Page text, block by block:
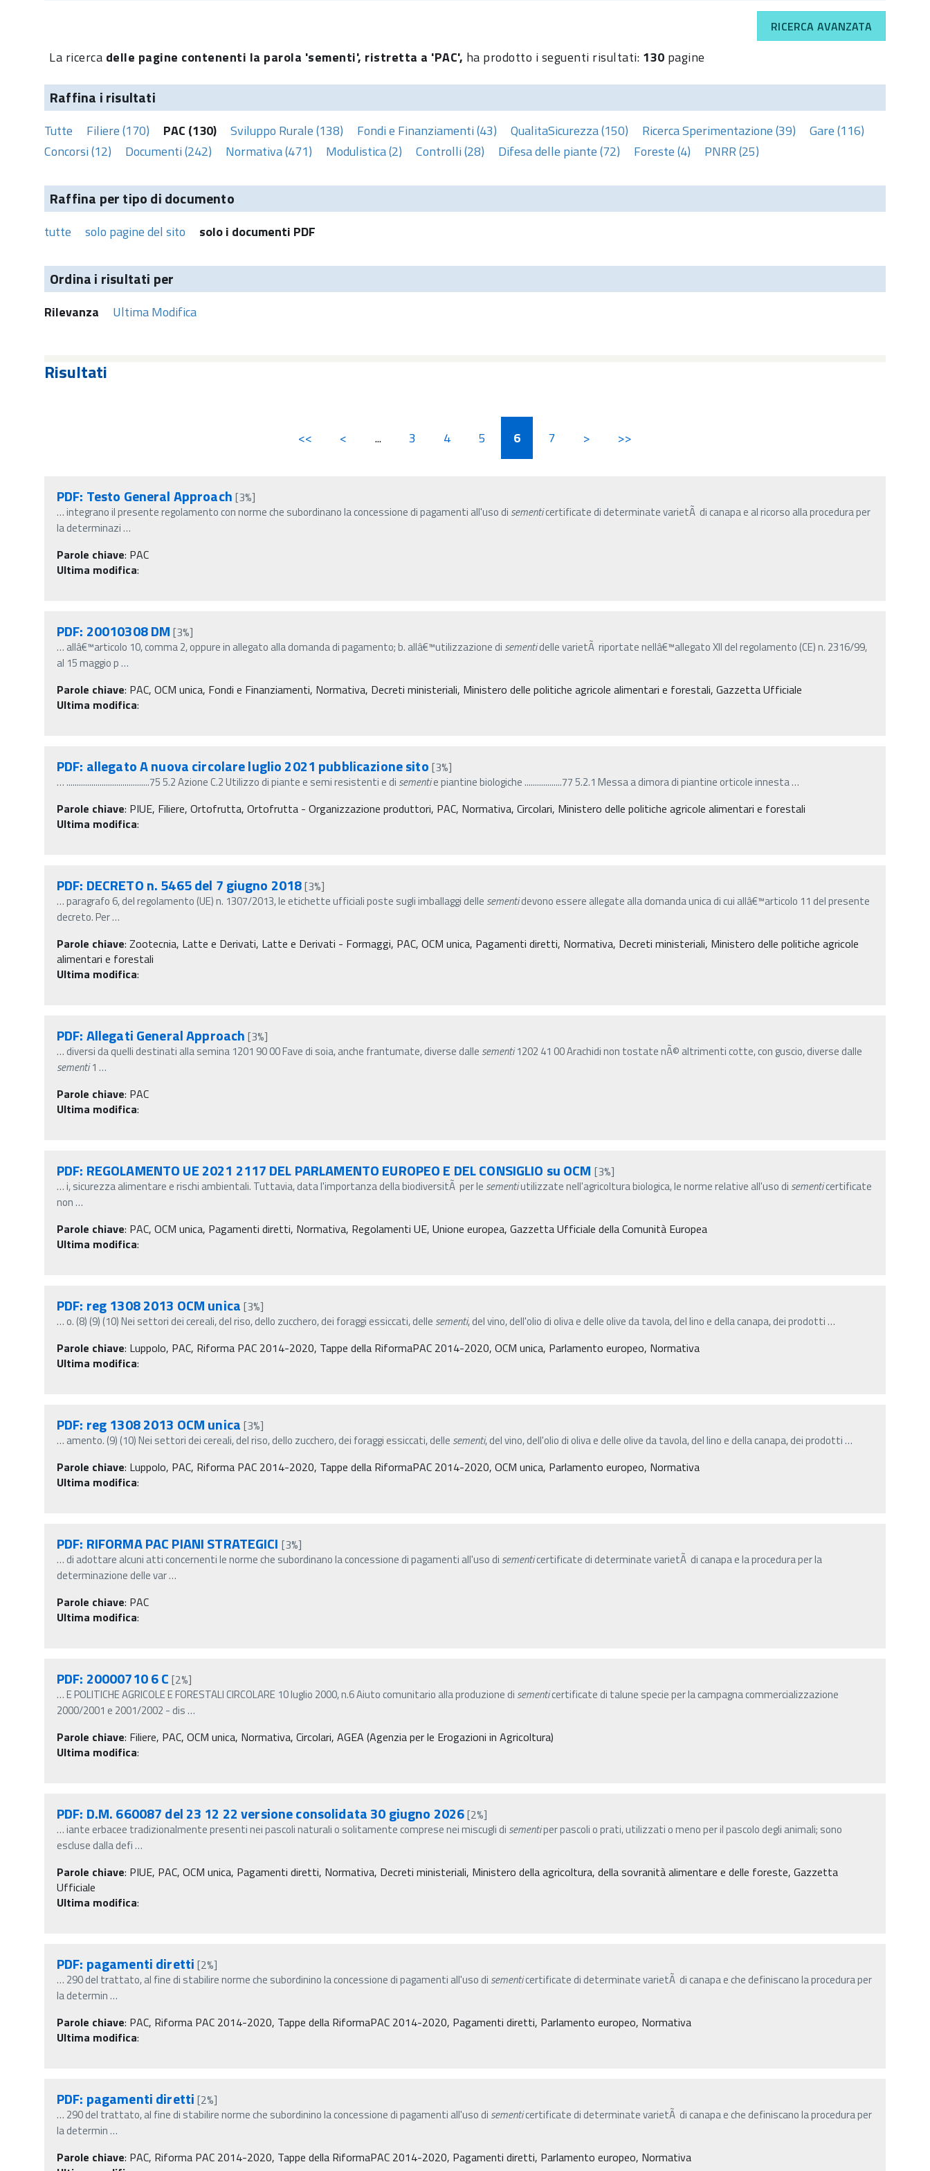
RICERCA AVANZATA
La ricerca delle pagine contenenti la parola 'sementi', ristretta a 'PAC', ha prodotto i seguenti risultati: 130 pagine
Raffina i risultati
Tutte Filiere (170) PAC (130) Sviluppo Rurale (138) Fondi e Finanziamenti (43) QualitaSicurezza (150) Ricerca Sperimentazione (39)
Gare (116)
Concorsi (12)
Documenti (242) Normativa (471) Modulistica (2) Controlli (28) Difesa delle piante (72) Foreste (4) PNRR (25)
Raffina per tipo di documento
tutte solo pagine del sito solo i documenti PDF
Ordina i risultati per
Rilevanza Ultima Modifica
Risultati
<< < ... 3 4 5 6 7 > >>
PDF: Testo General Approach [3%]
…integrano il presente regolamento con norme che subordinano la concessione di pagamenti all'uso di sementicertificate di determinate varietÃ di canapa e al ricorso alla procedura per
la determinazi…
Parole chiave: PAC
Ultima modifica:
PDF: 20010308 DM [3%]
… allâ€™articolo 10, comma 2, oppure in allegato alla domanda di pagamento; b. allâ€™utilizzazione di sementidelle varietÃ riportate nellâ€™allegato XII del regolamento (CE) n. 2316/99,
al 15 maggio p…
Parole chiave: PAC, OCM unica, Fondi e Finanziamenti, Normativa, Decreti ministeriali, Ministero delle politiche agricole alimentari e forestali, Gazzetta Ufficiale
Ultima modifica:
PDF: allegato A nuova circolare luglio 2021 pubblicazione sito [3%]
…........................................75 5.2 Azione C.2 Utilizzo di piante e semi resistenti e di sementie piantine biologiche ..................77 5.2.1 Messa a dimora di piantine orticole innesta…
Parole chiave: PIUE, Filiere, Ortofrutta, Ortofrutta - Organizzazione produttori, PAC, Normativa, Circolari, Ministero delle politiche agricole alimentari e forestali
Ultima modifica:
PDF: DECRETO n. 5465 del 7 giugno 2018[3%]
…paragrafo 6, del regolamento (UE) n. 1307/2013, le etichette ufficiali poste sugli imballaggi delle sementidevono essere allegate alla domanda unica di cui allâ€™articolo 11 del presente
decreto. Per…
Parole chiave: Zootecnia, Latte e Derivati, Latte e Derivati - Formaggi, PAC, OCM unica, Pagamenti diretti, Normativa, Decreti ministeriali, Ministero delle politiche agricole
alimentari e forestali
Ultima modifica:
PDF: Allegati General Approach [3%]
…diversi da quelli destinati alla semina 1201 90 00 Fave di soia, anche frantumate, diverse dalle sementi1202 41 00 Arachidi non tostate nÃ© altrimenti cotte, con guscio, diverse dalle
sementi1 …
Parole chiave: PAC
Ultima modifica:
PDF: REGOLAMENTO UE 2021 2117 DEL PARLAMENTO EUROPEO E DEL CONSIGLIO su OCM [3%]
…i, sicurezza alimentare e rischi ambientali. Tuttavia, data l'importanza della biodiversitÃ per le sementiutilizzate nell'agricoltura biologica, le norme relative all'uso di sementicertificate
non…
Parole chiave: PAC, OCM unica, Pagamenti diretti, Normativa, Regolamenti UE, Unione europea, Gazzetta Ufficiale della Comunità Europea
Ultima modifica:
PDF: reg 1308 2013 OCM unica [3%]
… o. (8) (9) (10) Nei settori dei cereali, del riso, dello zucchero, dei foraggi essiccati, delle sementi, del vino, dell'olio di oliva e delle olive da tavola, del lino e della canapa, dei prodotti…
Parole chiave: Luppolo, PAC, Riforma PAC 2014-2020, Tappe della RiformaPAC 2014-2020, OCM unica, Parlamento europeo, Normativa
Ultima modifica:
PDF: reg 1308 2013 OCM unica [3%]
… amento. (9) (10) Nei settori dei cereali, del riso, dello zucchero, dei foraggi essiccati, delle sementi, del vino, dell'olio di oliva e delle olive da tavola, del lino e della canapa, dei prodotti…
Parole chiave: Luppolo, PAC, Riforma PAC 2014-2020, Tappe della RiformaPAC 2014-2020, OCM unica, Parlamento europeo, Normativa
Ultima modifica:
PDF: RIFORMA PAC PIANI STRATEGICI [3%]
…di adottare alcuni atti concernenti le norme che subordinano la concessione di pagamenti all'uso di sementicertificate di determinate varietÃ di canapa e la procedura per la
determinazione delle var…
Parole chiave: PAC
Ultima modifica:
PDF: 20000710 6 C [2%]
…E POLITICHE AGRICOLE E FORESTALI CIRCOLARE 10 luglio 2000, n.6 Aiuto comunitario alla produzione di sementicertificate di talune specie per la campagna commercializzazione
2000/2001 e 2001/2002 - dis…
Parole chiave: Filiere, PAC, OCM unica, Normativa, Circolari, AGEA (Agenzia per le Erogazioni in Agricoltura)
Ultima modifica:
PDF: D.M. 660087 del 23 12 22 versione consolidata 30 giugno 2026[2%]
…iante erbacee tradizionalmente presenti nei pascoli naturali o solitamente comprese nei miscugli di sementiper pascoli o prati, utilizzati o meno per il pascolo degli animali; sono
escluse dalla defi…
Parole chiave: PIUE, PAC, OCM unica, Pagamenti diretti, Normativa, Decreti ministeriali, Ministero della agricoltura, della sovranità alimentare e delle foreste, Gazzetta
Ufficiale
Ultima modifica:
PDF: pagamenti diretti [2%]
… 290 del trattato, al fine di stabilire norme che subordinino la concessione di pagamenti all'uso di sementicertificate di determinate varietÃ di canapa e che definiscano la procedura per
la determin…
Parole chiave: PAC, Riforma PAC 2014-2020, Tappe della RiformaPAC 2014-2020, Pagamenti diretti, Parlamento europeo, Normativa
Ultima modifica:
PDF: pagamenti diretti [2%]
… 290 del trattato, al fine di stabilire norme che subordinino la concessione di pagamenti all'uso di sementicertificate di determinate varietÃ di canapa e che definiscano la procedura per
la determin…
Parole chiave: PAC, Riforma PAC 2014-2020, Tappe della RiformaPAC 2014-2020, Pagamenti diretti, Parlamento europeo, Normativa